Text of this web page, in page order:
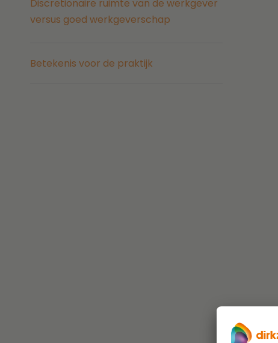
Discretionaire ruimte van de werkgever
versus goed werkgeverschap
Betekenis voor de praktijk